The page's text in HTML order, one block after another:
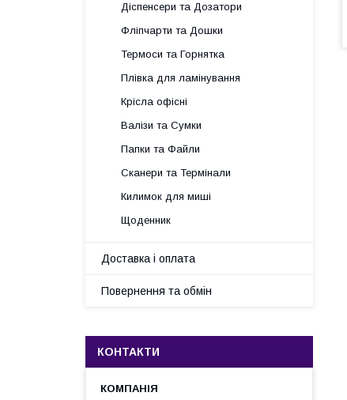
Діспенсери та Дозатори
Фліпчарти та Дошки
Термоси та Горнятка
Плівка для ламінування
Крісла офісні
Валізи та Сумки
Папки та Файли
Сканери та Термінали
Килимок для миші
Щоденник
Доставка і оплата
Повернення та обмін
КОНТАКТИ